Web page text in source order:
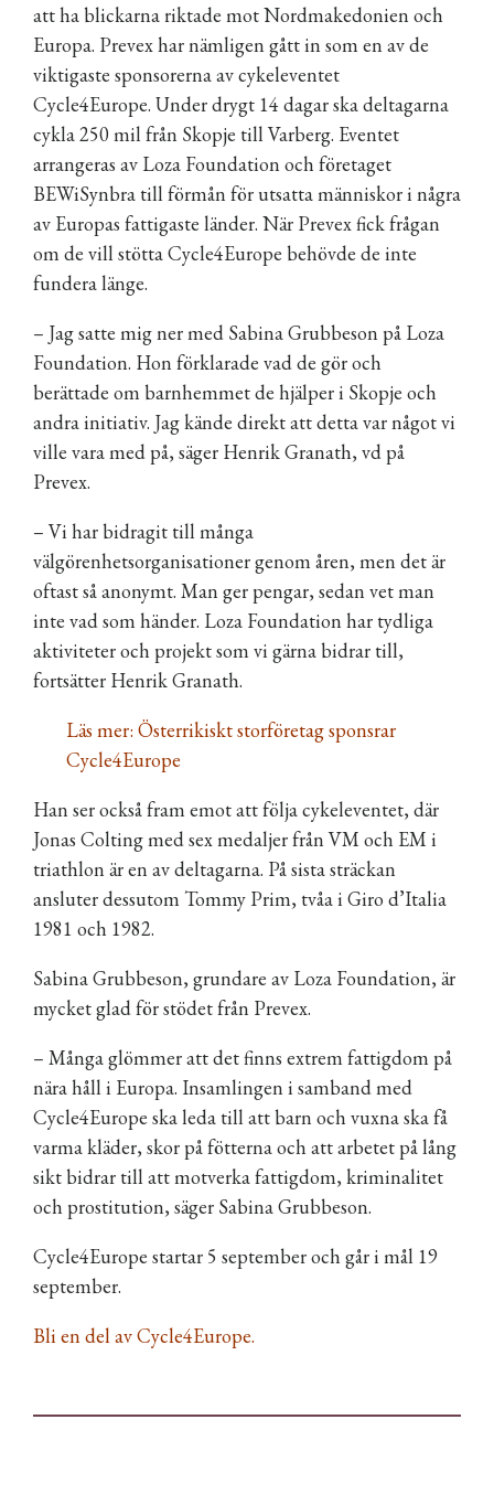
att ha blickarna riktade mot Nordmakedonien och
Europa. Prevex har nämligen gått in som en av de
viktigaste sponsorerna av cykeleventet
Cycle4Europe. Under drygt 14 dagar ska deltagarna
cykla 250 mil från Skopje till Varberg. Eventet
arrangeras av Loza Foundation och företaget
BEWiSynbra till förmån för utsatta människor i några
av Europas fattigaste länder. När Prevex fick frågan
om de vill stötta Cycle4Europe behövde de inte
fundera länge.
– Jag satte mig ner med Sabina Grubbeson på Loza
Foundation. Hon förklarade vad de gör och
berättade om barnhemmet de hjälper i Skopje och
andra initiativ. Jag kände direkt att detta var något vi
ville vara med på, säger Henrik Granath, vd på
Prevex.
– Vi har bidragit till många
välgörenhetsorganisationer genom åren, men det är
oftast så anonymt. Man ger pengar, sedan vet man
inte vad som händer. Loza Foundation har tydliga
aktiviteter och projekt som vi gärna bidrar till,
fortsätter Henrik Granath.
Läs mer: Österrikiskt storföretag sponsrar
Cycle4Europe
Han ser också fram emot att följa cykeleventet, där
Jonas Colting med sex medaljer från VM och EM i
triathlon är en av deltagarna. På sista sträckan
ansluter dessutom Tommy Prim, tvåa i Giro d’Italia
1981 och 1982.
Sabina Grubbeson, grundare av Loza Foundation, är
mycket glad för stödet från Prevex.
– Många glömmer att det finns extrem fattigdom på
nära håll i Europa. Insamlingen i samband med
Cycle4Europe ska leda till att barn och vuxna ska få
varma kläder, skor på fötterna och att arbetet på lång
sikt bidrar till att motverka fattigdom, kriminalitet
och prostitution, säger Sabina Grubbeson.
Cycle4Europe startar 5 september och går i mål 19
september.
Bli en del av Cycle4Europe.